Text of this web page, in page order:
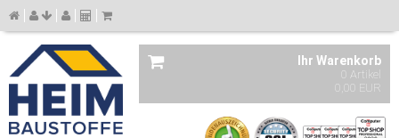
Ihr Warenkorb
0 Artikel
0,00 EUR